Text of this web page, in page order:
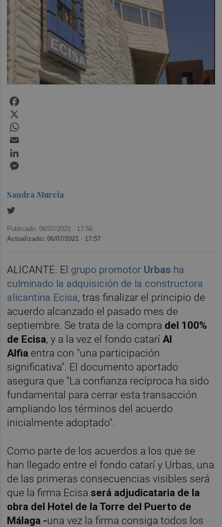
Sandra Murcia
Publicado: 06/07/2021 · 17:56
Actualizado: 06/07/2021 · 17:57
ALICANTE. El grupo promotor Urbas ha
culminado la adquisición de la constructora
alicantina Ecisa, tras finalizar el principio de
acuerdo alcanzado el pasado mes de
septiembre. Se trata de la compra del 100%
de Ecisa, y a la vez el fondo catarí Al
Alfia entra con "una participación
significativa". El documento aportado
asegura que "La confianza recíproca ha sido
fundamental para cerrar esta transacción
ampliando los términos del acuerdo
inicialmente adoptado".
Como parte de los acuerdos a los que se
han llegado entre el fondo catarí y Urbas, una
de las primeras consecuencias visibles será
que la firma Ecisaserá adjudicataria de la
obra del Hotel de la Torre del Puerto de
Málaga -una vez la firma consiga todos los